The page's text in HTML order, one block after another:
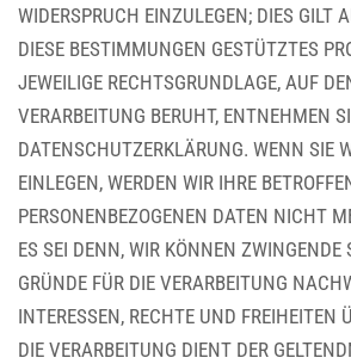
WIDERSPRUCH EINZULEGEN; DIES GILT
DIESE BESTIMMUNGEN GESTÜTZTES
JEWEILIGE RECHTSGRUNDLAGE, AUF
VERARBEITUNG BERUHT, ENTNEHMEN
DATENSCHUTZERKLÄRUNG. WENN SIE
EINLEGEN, WERDEN WIR IHRE
PERSONENBEZOGENEN DATEN NICHT
ES SEI DENN, WIR KÖNNEN ZWINGENDE
GRÜNDE FÜR DIE VERARBEITUNG
INTERESSEN, RECHTE UND FREIHEITEN
DIE VERARBEITUNG DIENT DER